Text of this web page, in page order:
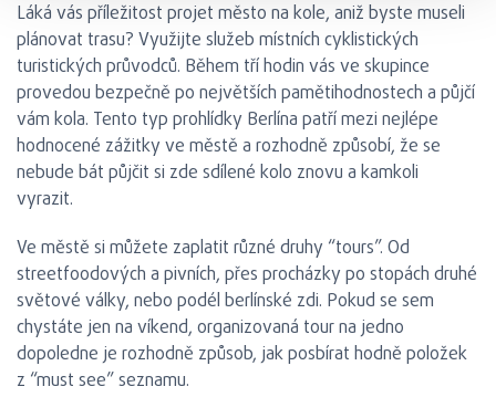
Láká vás příležitost projet město na kole, aniž byste museli
plánovat trasu? Využijte služeb místních cyklistických
turistických průvodců. Během tří hodin vás ve skupince
provedou bezpečně po největších pamětihodnostech a půjčí
vám kola. Tento typ prohlídky Berlína patří mezi nejlépe
hodnocené zážitky ve městě a rozhodně způsobí, že se
nebude bát půjčit si zde sdílené kolo znovu a kamkoli
vyrazit.
Ve městě si můžete zaplatit různé druhy “tours”. Od
streetfoodových a pivních, přes procházky po stopách druhé
světové války, nebo podél berlínské zdi. Pokud se sem
chystáte jen na víkend, organizovaná tour na jedno
dopoledne je rozhodně způsob, jak posbírat hodně položek
z “must see” seznamu.